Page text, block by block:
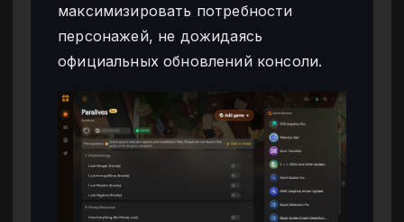
максимизировать потребности
персонажей, не дожидаясь
официальных обновлений консоли.